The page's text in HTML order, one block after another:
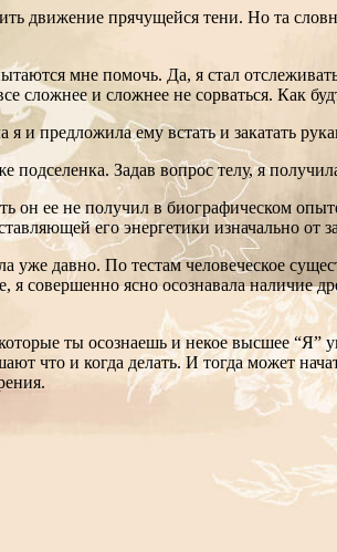
движение прячущейся тени. Но та
мне помочь. Да, я стал
сложнее и сложнее не сорваться. Как
я и предложила ему встать и закатать
Задав вопрос телу, я
он ее не получил в биографическом
его энергетики изначально от
уже давно. По тестам человеческое
я совершенно ясно осознавала наличие
ты осознаешь и некое высшее
что и когда делать. И тогда может